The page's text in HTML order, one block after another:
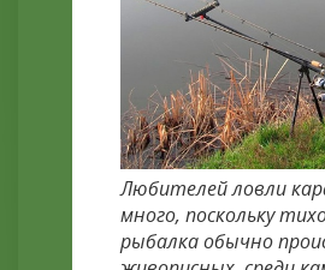
Любителей ловли
много, поскольку
рыбалка обычно